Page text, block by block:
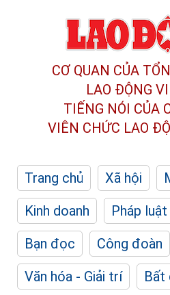
CƠ QUAN CỦA
LAO ĐỘNG
TIẾNG NÓI CỦA
VIÊN CHỨC LAO
Trang chủ Xã hội
Kinh doanh
Pháp luật
Bạn đọc
Công đoàn
Văn hóa - Giải trí
Bất